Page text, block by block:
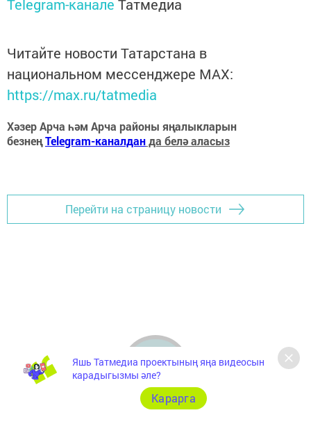
Telegram-канале Татмедиа
Читайте новости Татарстана в
национальном мессенджере MАХ:
https://max.ru/tatmedia
Хәзер Арча һәм Арча районы яңалыкларын
безнеңTelegram-каналданда белә аласыз
Перейти на страницу новости
Яшь Татмедиа проектының яңа видеосын
карадыгызмы әле?
Карарга